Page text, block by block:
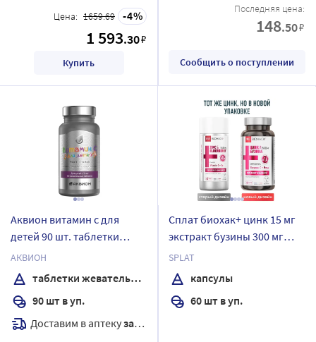
Цена: 1659.69 4
1 593.30₽
Купить
Последняя цена:
148.50₽
Сообщить о поступлении
Аквион витамин с для
детей 90 шт. таблетки
жевательные массой 1000
мг
АКВИОН
таблетки жевательные
90 шт в уп.
Доставим в аптекузавтра
Сплат биохак+ цинк 15 мг
экстракт бузины 300 мг
плюс синергисты витамин
с медь 60 шт. капсулы
массой 535 мг
SPLAT
капсулы
60 шт в уп.